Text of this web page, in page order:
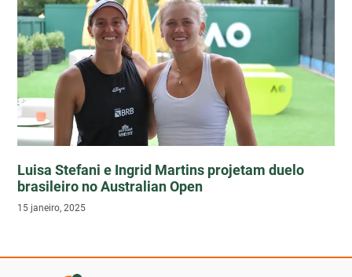
Luisa Stefani e Ingrid Martins projetam duelo
brasileiro no Australian Open
15 janeiro, 2025